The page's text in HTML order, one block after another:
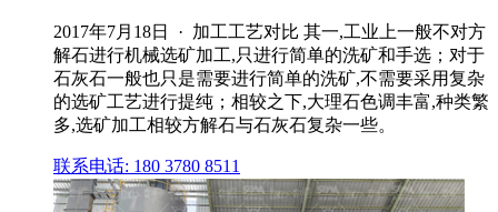
2017年7月18日 · 加工工艺对比 其一,工业上一般不对方
解石进行机械选矿加工,只进行简单的洗矿和手选；对于
石灰石一般也只是需要进行简单的洗矿,不需要采用复杂
的选矿工艺进行提纯；相较之下,大理石色调丰富,种类繁
多,选矿加工相较方解石与石灰石复杂一些。
联系电话: 180 3780 8511